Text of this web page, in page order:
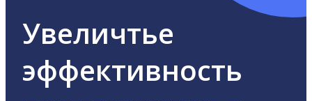
Увеличтье
эффективность